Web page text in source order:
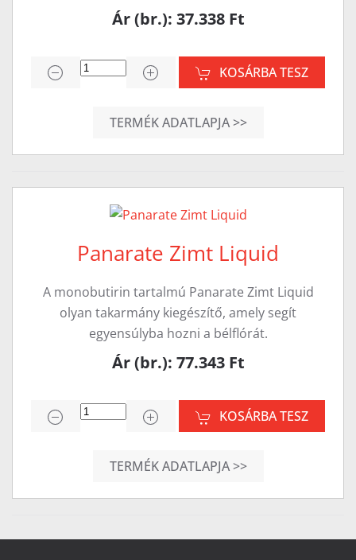
Ár (br.): 37.338 Ft
KOSÁRBA TESZ
TERMÉK ADATLAPJA >>
Panarate Zimt Liquid
A monobutirin tartalmú Panarate Zimt Liquid
olyan takarmány kiegészítő, amely segít
egyensúlyba hozni a bélflórát.
Ár (br.): 77.343 Ft
KOSÁRBA TESZ
TERMÉK ADATLAPJA >>